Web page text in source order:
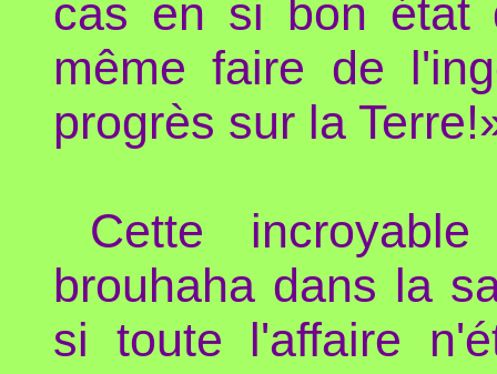
cas en si bon état
même faire de
progrès sur la
Cette
brouhaha dans la
si toute l'affaire